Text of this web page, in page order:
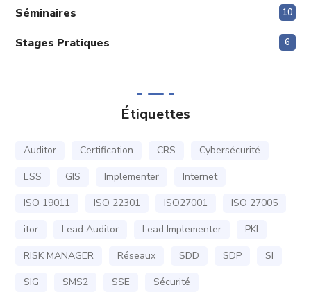
Séminaires 10
Stages Pratiques 6
Étiquettes
Auditor Certification CRS
Cybersécurité
ESS
GIS Implementer
Internet
ISO 19011
ISO 22301 ISO27001
ISO 27005
itor
Lead Auditor Lead Implementer
PKI
RISK MANAGER
Réseaux SDD SDP
SI
SIG
SMS2 SSE Sécurité